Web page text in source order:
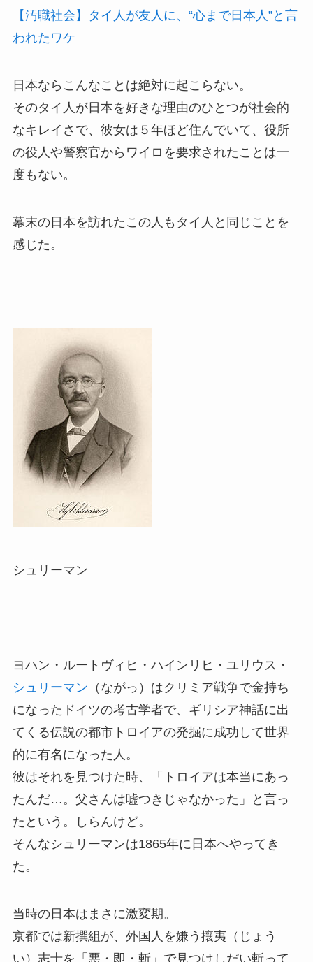
【汚職社会】タイ人が友人に、“心まで日本人”と言
われたワケ
日本ならこんなことは絶対に起こらない。
そのタイ人が日本を好きな理由のひとつが社会的
なキレイさで、彼女は５年ほど住んでいて、役所
の役人や警察官からワイロを要求されたことは一
度もない。
幕末の日本を訪れたこの人もタイ人と同じことを
感じた。
シュリーマン
ヨハン・ルートヴィヒ・ハインリヒ・ユリウス・
シュリーマン （ながっ）はクリミア戦争で金持ち
になったドイツの考古学者で、ギリシア神話に出
てくる伝説の都市トロイアの発掘に成功して世界
的に有名になった人。
彼はそれを見つけた時、「トロイアは本当にあっ
たんだ…。父さんは嘘つきじゃなかった」と言っ
たという。しらんけど。
そんなシュリーマンは1865年に日本へやってき
た。
当時の日本はまさに激変期。
京都では新撰組が、外国人を嫌う攘夷（じょう
い）志士を「悪・即・斬」で見つけしだい斬って